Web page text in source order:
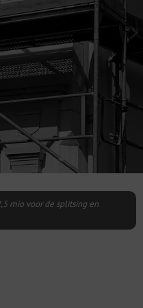
mio voor de splitsing en